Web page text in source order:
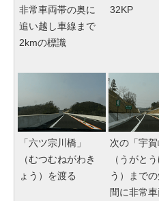
非常車両帯の奥に
追い越し車線まで
2kmの標識
32KP
「六ツ宗川橋」
（むつむねがわき
ょう）を渡る
次の「宇賀
（うがと
う）まで
間に非常